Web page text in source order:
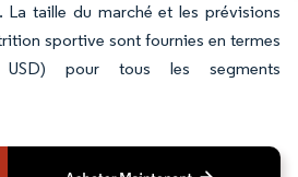
La taille du marché et les prévisions
sportive sont fournies en termes
pour tous les segments